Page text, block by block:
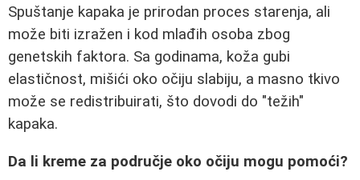
Spuštanje kapaka je prirodan proces starenja, ali
može biti izražen i kod mlađih osoba zbog
genetskih faktora. Sa godinama, koža gubi
elastičnost, mišići oko očiju slabiju, a masno tkivo
može se redistribuirati, što dovodi do "težih"
kapaka.
Da li kreme za područje oko očiju mogu pomoći?